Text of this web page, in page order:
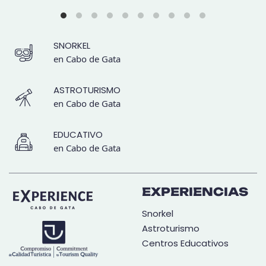
SNORKEL
en Cabo de Gata
ASTROTURISMO
en Cabo de Gata
EDUCATIVO
en Cabo de Gata
EXPERIENCIAS
Snorkel
Astroturismo
Centros Educativos